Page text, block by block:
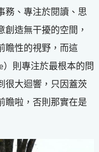
務、專注於閱讀、思
造無干擾的空間，
瞻性的視野，而這
）則專注於最根本的問
很大迴響，只因蓋茨
瞻啦，否則那實在是